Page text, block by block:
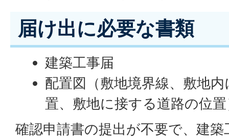
届け出に必要な書類
建築工事届
配置図（敷地境界線、敷地
置、敷地に接する道路の位
確認申請書の提出が不要で、建